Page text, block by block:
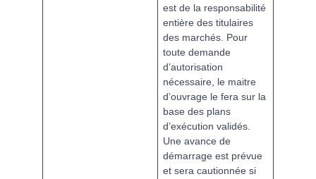
est de la responsabilité
entière des titulaires
des marchés. Pour
toute demande
d’autorisation
nécessaire, le maitre
d’ouvrage le fera sur la
base des plans
d’exécution validés.
Une avance de
démarrage est prévue
et sera cautionnée si